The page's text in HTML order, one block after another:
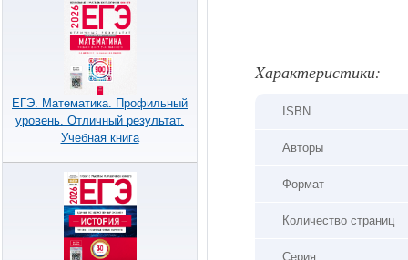
ЕГЭ. Математика. Профильный
уровень. Отличный результат.
Учебная книга
Xарактеристики:
ISBN
Авторы
Формат
Количество страниц
Серия